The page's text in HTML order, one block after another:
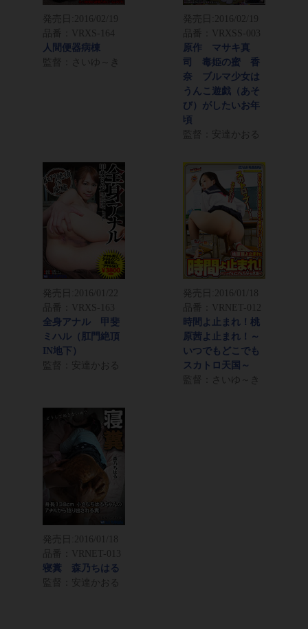
発売日:
2016/02/19
品番：VRXS-164
人間便器病棟
監督：さいゆ～き
発売日:
2016/02/19
品番：VRXSS-003
原作 マサキ真
司 毒姫の蜜 香
奈 ブルマ少女は
うんこ遊戯（あそ
び）がしたいお年
頃
監督：安達かおる
発売日: 2016/01/22
品番：VRXS-163
全身アナル 甲斐
ミハル（肛門絶頂
IN地下）
監督：安達かおる
発売日: 2016/01/18
品番：VRNET-012
時間よ止まれ！桃
原茜よ止まれ！～
いつでもどこでも
スカトロ天国～
監督：さいゆ～き
発売日:
2016/01/18
品番：VRNET-013
寝糞 森乃ちはる
監督：安達かおる